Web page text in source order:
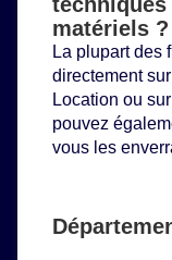
matériels ?
La plupart des
directement
Location ou
pouvez
vous les